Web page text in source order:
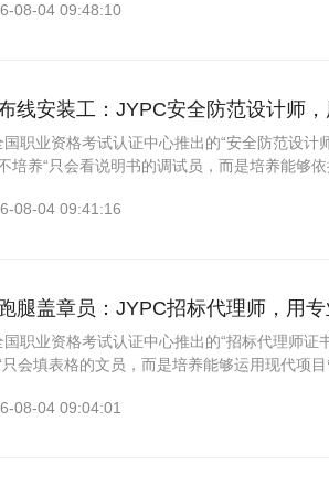
、现场隐患排查（涵盖消防设施
08-04 09:48:10
线安装工：JYPC安全防范设计师
线
国职业资格考试认证中心推出的“安全防范设计
培养“只会看说明书的调试员，而是培养能够
警系统、视频监控系统、出入口控
08-04 09:41:16
腿盖章员：JYPC招标代理师，用
国职业资格考试认证中心推出的“招标代理师证
只会填表格的文员，而是培养能够运用现代项
含合同条款、技术规范、评标办
08-04 09:04:01